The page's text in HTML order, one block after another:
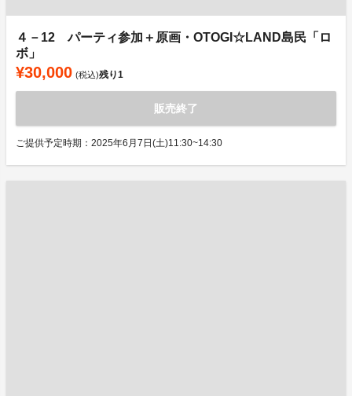
４－12 パーティ参加＋原画・OTOGI☆LAND島民「ロ
ボ」
¥30,000 (税込)残り1
販売終了
ご提供予定時期：2025年6月7日(土)11:30~14:30